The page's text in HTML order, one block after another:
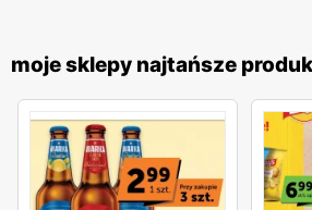
moje sklepy najtańsze